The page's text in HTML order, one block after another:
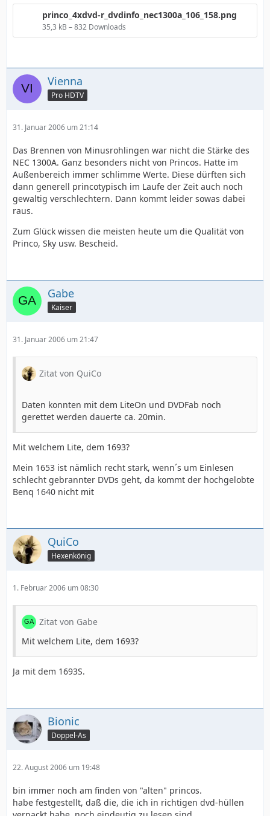
princo_4xdvd-r_dvdinfo_nec1300a_106_158.png
35,3 kB – 832 Downloads
Vienna
Pro HDTV
31. Januar 2006 um 21:14
Das Brennen von Minusrohlingen war nicht die Stärke des
NEC 1300A. Ganz besonders nicht von Princos. Hatte im
Außenbereich immer schlimme Werte. Diese dürften sich
dann generell princotypisch im Laufe der Zeit auch noch
gewaltig verschlechtern. Dann kommt leider sowas dabei
raus.
Zum Glück wissen die meisten heute um die Qualität von
Princo, Sky usw. Bescheid.
Gabe
Kaiser
31. Januar 2006 um 21:47
Zitat von QuiCo
Daten konnten mit dem LiteOn und DVDFab noch
gerettet werden dauerte ca. 20min.
Mit welchem Lite, dem 1693?
Mein 1653 ist nämlich recht stark, wenn´s um Einlesen
schlecht gebrannter DVDs geht, da kommt der hochgelobte
Benq 1640 nicht mit
QuiCo
Hexenkönig
1. Februar 2006 um 08:30
Zitat von Gabe
Mit welchem Lite, dem 1693?
Ja mit dem 1693S.
Bionic
Doppel-As
22. August 2006 um 19:48
bin immer noch am finden von "alten" princos.
habe festgestellt, daß die, die ich in richtigen dvd-hüllen